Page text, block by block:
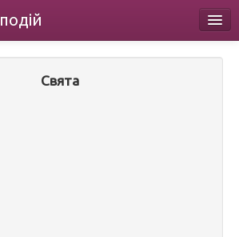
подій
Свята